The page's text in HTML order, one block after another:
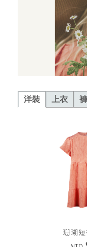
洋裝 上衣
珊瑚